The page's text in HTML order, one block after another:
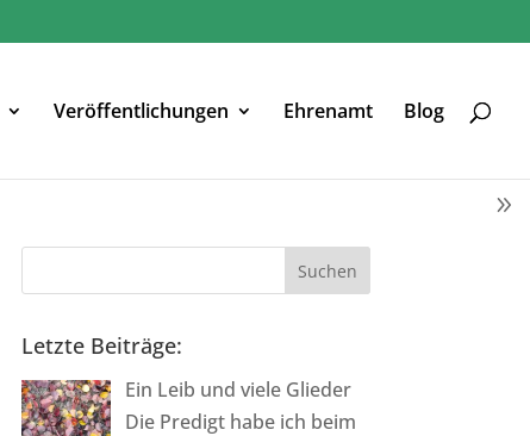
Veröffentlichungen Ehrenamt Blog
Letzte Beiträge:
Ein Leib und viele Glieder
Die Predigt habe ich beim